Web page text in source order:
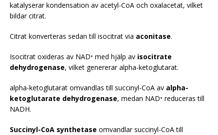
katalyserar kondensation av acetyl-CoA och oxalacetat, vilket
bildar citrat.
Citrat konverteras sedan till isocitrat via aconitase.
Isocitrat oxideras av NAD⁺ med hjälp av isocitrate
dehydrogenase, vilket genererar alpha-ketoglutarat.
alpha-ketoglutarat omvandlas till succinyl-CoA av alpha-
ketoglutarate dehydrogenase, medan NAD⁺ reduceras till
NADH.
Succinyl-CoA synthetase omvandlar succinyl-CoA till